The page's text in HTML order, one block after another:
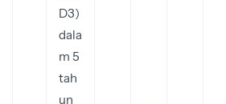
D3)
dala
m 5
tah
un